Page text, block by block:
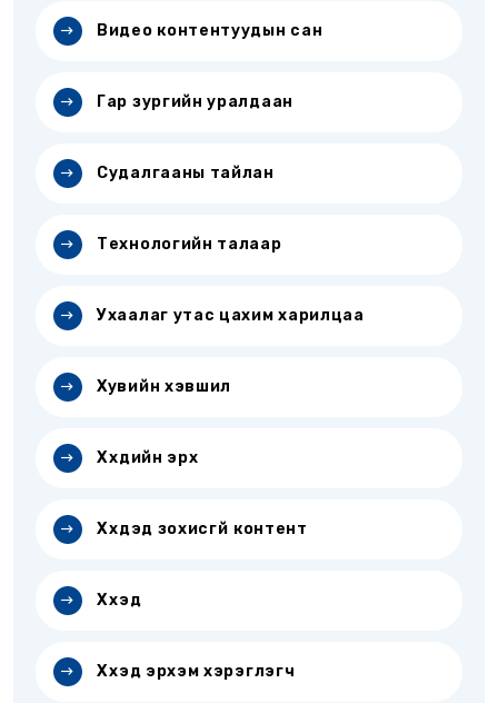
Видео контентуудын сан
Гар зургийн уралдаан
Судалгааны тайлан
Технологийн талаар
Ухаалаг утас цахим харилцаа
Хувийн хэвшил
Хүүхдийн эрх
Хүүхдэд зохисгүй контент
Хүүхэд
Хүүхэд эрхэм хэрэглэгч